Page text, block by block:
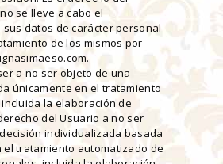
se lleve a cabo el
datos de carácter personal
de los mismos por
a no ser objeto de una
únicamente en el tratamiento
la elaboración de
del Usuario a no ser
individualizada basada
el tratamiento automatizado de